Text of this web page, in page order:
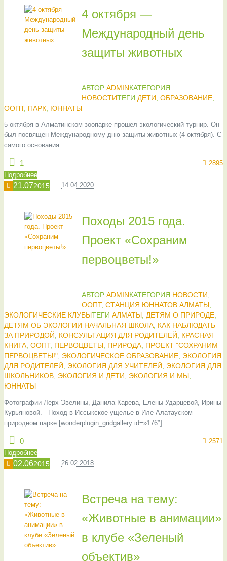
4 октября —
Международный день
защиты животных
АВТОР ADMINКАТЕГОРИЯ
НОВОСТИТЕГИ ДЕТИ ОБРАЗОВАНИЕ,
ООПТ, ПАРК ЮННАТЫ
5 октября в Алматинском зоопарке прошел экологический турнир. Он
был посвящен Международному дню защиты животных (4 октября). С
самого основания...
1
2895
Подробнее
21.072015 14.04.2020
Походы 2015 года.
Проект «Сохраним
первоцветы!»
АВТОР ADMINКАТЕГОРИЯ НОВОСТИ
ООПТ, СТАНЦИЯ ЮННАТОВ АЛМАТЫ,
ЭКОЛОГИЧЕСКИЕ КЛУБЫТЕГИ АЛМАТЫ ДЕТЯМ О ПРИРОДЕ
ДЕТЯМ ОБ ЭКОЛОГИИ НАЧАЛЬНАЯ ШКОЛА КАК НАБЛЮДАТЬ
ЗА ПРИРОДОЙ
КОНСУЛЬТАЦИЯ ДЛЯ РОДИТЕЛЕЙ
КРАСНАЯ
КНИГА ООПТ, ПЕРВОЦВЕТЫ ПРИРОДА ПРОЕКТ "СОХРАНИМ
ПЕРВОЦВЕТЫ!" ЭКОЛОГИЧЕСКОЕ ОБРАЗОВАНИЕ ЭКОЛОГИЯ
ДЛЯ РОДИТЕЛЕЙ
ЭКОЛОГИЯ ДЛЯ УЧИТЕЛЕЙ
ЭКОЛОГИЯ ДЛЯ
ШКОЛЬНИКОВ ЭКОЛОГИЯ И ДЕТИ ЭКОЛОГИЯ И МЫ
ЮННАТЫ
Фотографии Лерх Эвелины, Данила Карева, Елены Ударцевой, Ирины
Курьяновой. Поход в Иссыкское ущелье в Иле-Алатауском
природном парке [wonderplugin_gridgallery id=»176″]...
0
2571
Подробнее
02.062015 26.02.2018
Встреча на тему:
«Животные в анимации»
в клубе «Зеленый
объектив»